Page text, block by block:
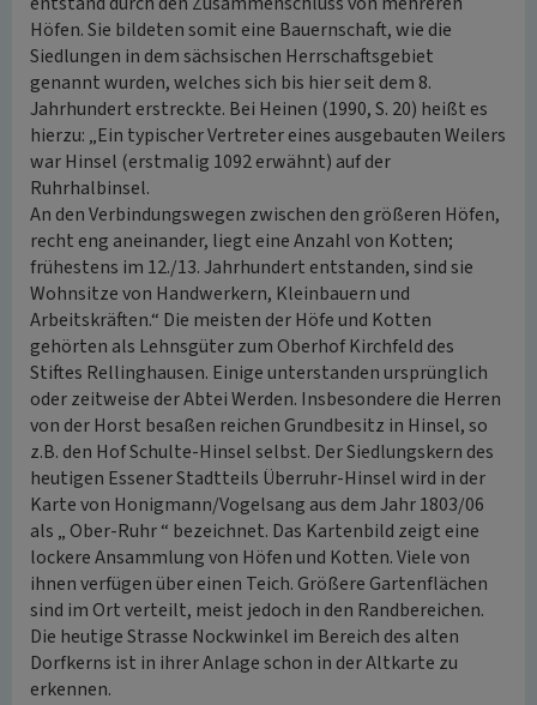
Höfen. Sie bildeten somit eine Bauernschaft, wie die
Siedlungen in dem sächsischen Herrschaftsgebiet
genannt wurden, welches sich bis hier seit dem 8.
Jahrhundert erstreckte. Bei Heinen (1990, S. 20) heißt es
hierzu: „Ein typischer Vertreter eines ausgebauten Weilers
war Hinsel (erstmalig 1092 erwähnt) auf der
Ruhrhalbinsel.
An den Verbindungswegen zwischen den größeren Höfen,
recht eng aneinander, liegt eine Anzahl von Kotten;
frühestens im 12./13. Jahrhundert entstanden, sind sie
Wohnsitze von Handwerkern, Kleinbauern und
Arbeitskräften.“ Die meisten der Höfe und Kotten
gehörten als Lehnsgüter zum Oberhof Kirchfeld des
Stiftes Rellinghausen. Einige unterstanden ursprünglich
oder zeitweise der Abtei Werden. Insbesondere die Herren
von der Horst besaßen reichen Grundbesitz in Hinsel, so
z.B. den Hof Schulte-Hinsel selbst. Der Siedlungskern des
heutigen Essener Stadtteils Überruhr-Hinsel wird in der
Karte von Honigmann/Vogelsang aus dem Jahr 1803/06
als „ Ober-Ruhr “ bezeichnet. Das Kartenbild zeigt eine
lockere Ansammlung von Höfen und Kotten. Viele von
ihnen verfügen über einen Teich. Größere Gartenflächen
sind im Ort verteilt, meist jedoch in den Randbereichen.
Die heutige Strasse Nockwinkel im Bereich des alten
Dorfkerns ist in ihrer Anlage schon in der Altkarte zu
erkennen.